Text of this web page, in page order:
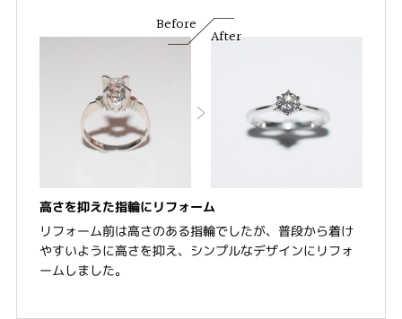
Before
After
高さを抑えた指輪にリフォーム
リフォーム前は高さのある指輪でしたが、普段から着け
やすいように高さを抑え、シンプルなデザインにリフォ
ームしました。